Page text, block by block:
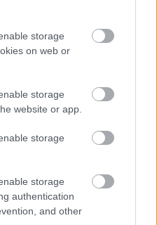
storage
on web or
storage
website or app.
storage
storage
authentication
and other
a török piacokon sikeres
vasúti vakációjárat